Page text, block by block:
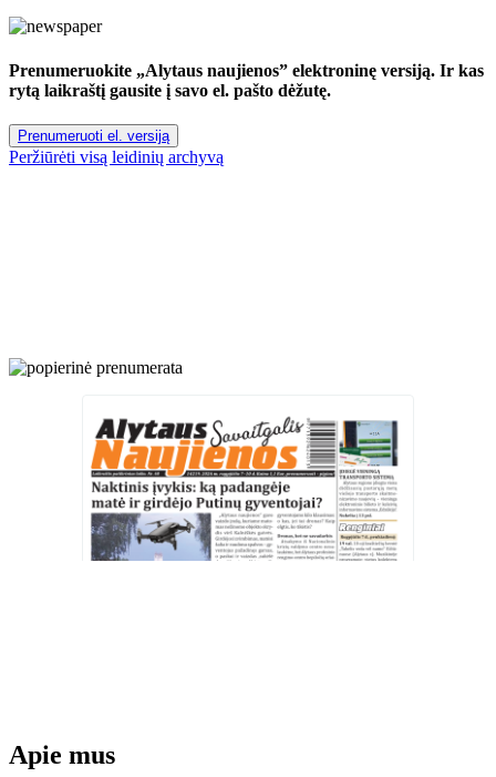
Prenumeruokite „Alytaus naujienos” elektroninę versiją. Ir kas
rytą laikraštį gausite į savo el. pašto dėžutę.
Prenumeruoti el. versiją
Peržiūrėti visą leidinių archyvą
Apie mus